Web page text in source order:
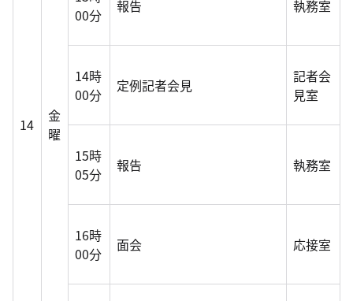
14
金
曜
00分
報告 執務室
14時
00分
定例記者会見
記者会
見室
15時
05分
報告 執務室
16時
00分
面会 応接室